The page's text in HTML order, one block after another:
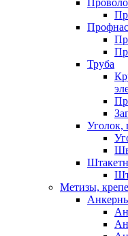
Труба
Уголок,
Метизы,